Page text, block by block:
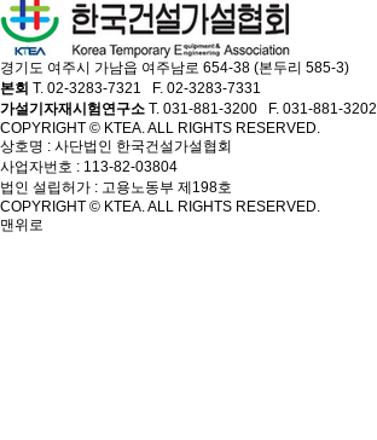
경기도 여주시 가남읍 여주남로 654-38 (본두리 585-3)
본회 T. 02-3283-7321 F. 02-3283-7331
가설기자재시험연구소 T. 031-881-3200 F. 031-881-3202
COPYRIGHT © KTEA. ALL RIGHTS RESERVED.
상호명 : 사단법인 한국건설가설협회
사업자번호 : 113-82-03804
법인 설립허가 : 고용노동부 제198호
COPYRIGHT © KTEA. ALL RIGHTS RESERVED.
맨위로